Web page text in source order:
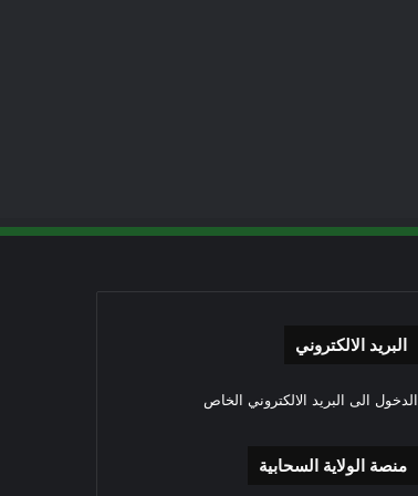
البريد الالكتروني
الدخول الى البريد الالكتروني الخاص
منصة الولاية السحابية